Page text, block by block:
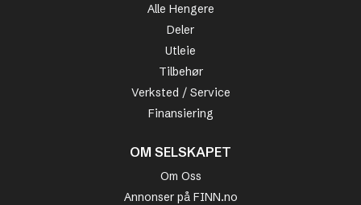
Alle Hengere
Deler
Utleie
Tilbehør
Verksted / Service
Finansiering
OM SELSKAPET
Om Oss
Annonser på FINN.no